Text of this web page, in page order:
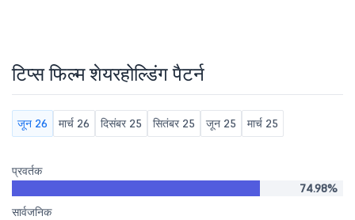
टिप्स फिल्म शेयरहोल्डिंग पैटर्न
जून 26 मार्च 26 दिसंबर 25 सितंबर 25 जून 25 मार्च 25
प्रवर्तक
74.98%
सार्वजनिक